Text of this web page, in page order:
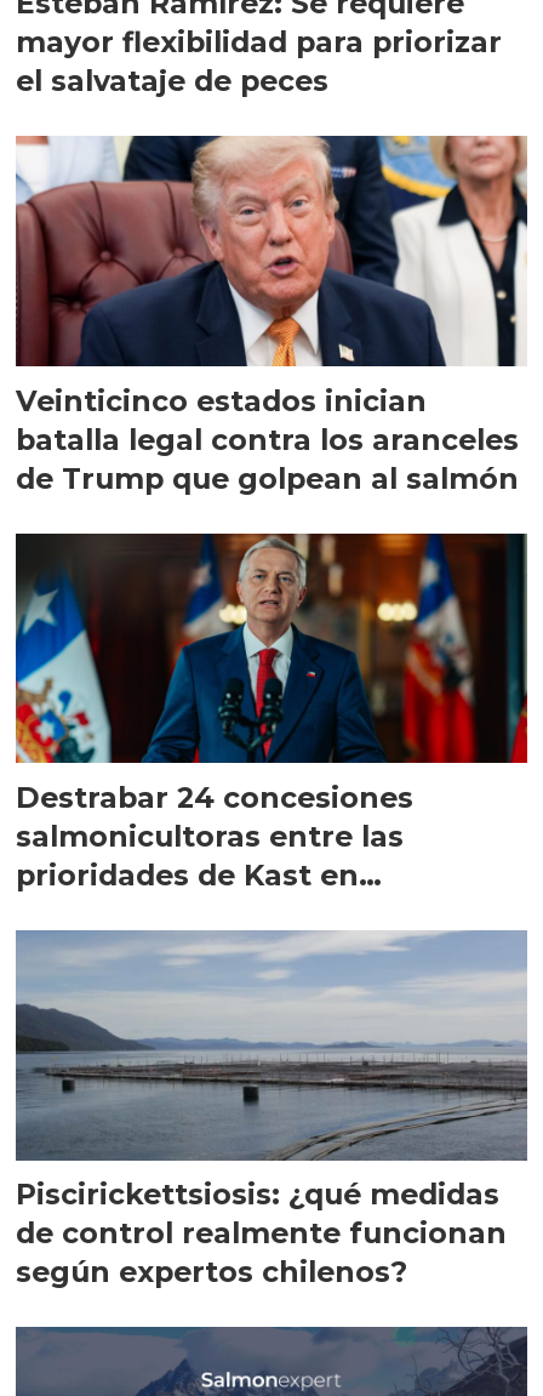
mayor flexibilidad para priorizar
el salvataje de peces
Veinticinco estados inician
batalla legal contra los aranceles
de Trump que golpean al salmón
Destrabar 24 concesiones
salmonicultoras entre las
prioridades de Kast en
Piscirickettsiosis: ¿qué medidas
de control realmente funcionan
según expertos chilenos?